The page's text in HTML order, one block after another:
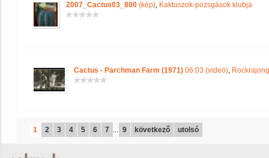
2007_Cactus03_800 (kép), Kaktuszok-pozsgások klubja
Cactus - Parchman Farm (1971) 06:03 (videó),
1 2 3 4 5 6 7 ... 9 következő utolsó